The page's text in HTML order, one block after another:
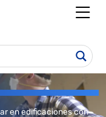
E80
en edificaciones con